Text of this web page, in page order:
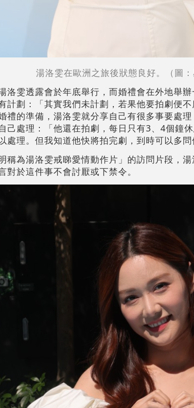
湯洛雯在歐洲之旅後狀態良好。（圖：
洛雯透露會於年底舉行，而婚禮會在外地舉
計劃：「其實我們未計劃，若果他要拍劇便
禮的準備，湯洛雯就分享自己有很多事要處
己處理：「他還在拍劇，每日只有3、4個鐘
處理。但我知道他快將拍完劇，到時可以多問
稱為湯洛雯戒睇愛情動作片」的訪問片段，
對於這件事不會討厭或下禁令。